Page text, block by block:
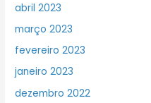
abril 2023
março 2023
fevereiro 2023
janeiro 2023
dezembro 2022